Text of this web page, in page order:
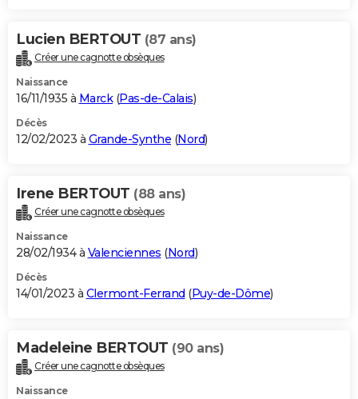
Lucien BERTOUT (87 ans)
Créer une cagnotte obsèques
Naissance
16/11/1935 à Marck(Pas-de-Calais)
Décès
12/02/2023 à Grande-Synthe (Nord)
Irene BERTOUT (88 ans)
Créer une cagnotte obsèques
Naissance
28/02/1934 à Valenciennes (Nord)
Décès
14/01/2023 à Clermont-Ferrand (Puy-de-Dôme)
Madeleine BERTOUT (90 ans)
Créer une cagnotte obsèques
Naissance